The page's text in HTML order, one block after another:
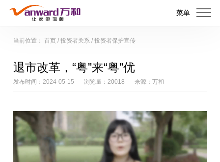
菜单
当前位置： 首页/ 投资者关系/ 投资者保护宣传
退市改革，“粤”来“粤”优
发布时间：2024-05-15 浏览量：20018 来源：万和